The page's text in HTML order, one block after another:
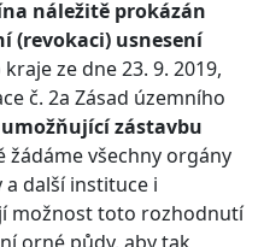
náležitě prokázán
(revokaci) usnesení
ze dne 23. 9. 2019,
č. 2a Zásad územního
umožňující zástavbu
žádáme všechny orgány
a další instituce i
možnost toto rozhodnutí